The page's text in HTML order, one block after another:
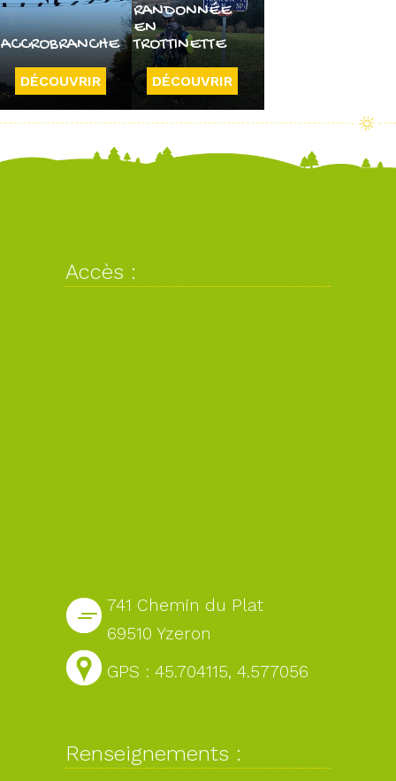
ACCROBRANCHE
DÉCOUVRIR
RANDONNÉE
EN
TROTTINETTE
DÉCOUVRIR
Accès :
741 Chemin du Plat
69510 Yzeron
GPS : 45.704115, 4.577056
Renseignements :